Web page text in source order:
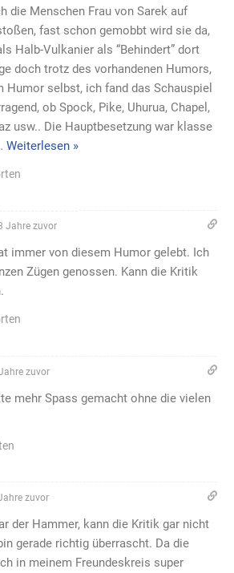
die Menschen Frau von Sarek auf
fast schon gemobbt wird sie da,
Halb-Vulkanier als “Behindert” dort
doch trotz des vorhandenen Humors,
Humor selbst, ich fand das Schauspiel
ob Spock, Pike, Uhurua, Chapel,
usw.. Die Hauptbesetzung war klasse
Weiterlesen »
Jahre zuvor
immer von diesem Humor gelebt. Ich
Zügen genossen. Kann die Kritik
zuvor
mehr Spass gemacht ohne die vielen
zuvor
der Hammer, kann die Kritik gar nicht
gerade richtig überrascht. Da die
in meinem Freundeskreis super